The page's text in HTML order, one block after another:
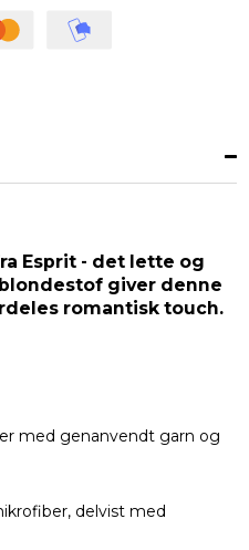
Esprit - det lette og
giver denne
romantisk touch.
med genanvendt garn og
delvist med